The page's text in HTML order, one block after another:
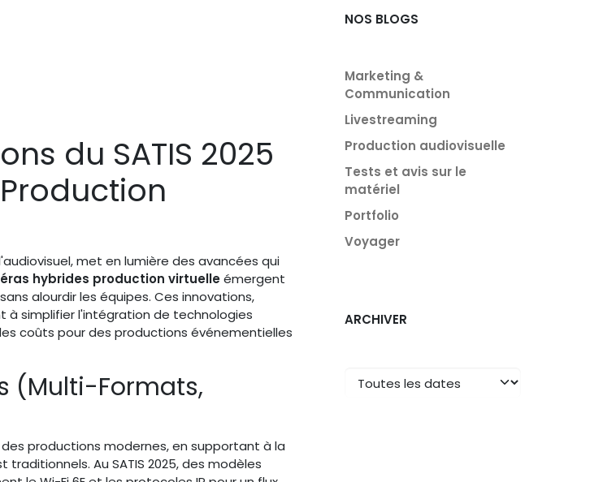
du SATIS 2025
met en lumière des avancées qui
hybrides production virtuelleémergent
alourdir les équipes. Ces innovations,
à simplifier l'intégration de technologies
coûts pour des productions événementielles
(Multi-Formats,
productions modernes, en supportant à la
Au SATIS 2025, des modèles
NOS BLOGS
Marketing &
Communication
Livestreaming
Production audiovisuelle
Tests et avis sur le
matériel
Portfolio
Voyager
ARCHIVER